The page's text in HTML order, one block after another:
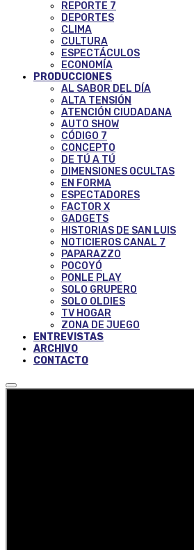
REPORTE 7
DEPORTES
CLIMA
CULTURA
ESPECTÁCULOS
ECONOMÍA
PRODUCCIONES
AL SABOR DEL DÍA
ALTA TENSIÓN
ATENCIÓN CIUDADANA
AUTO SHOW
CÓDIGO 7
CONCEPTO
DE TÚ A TÚ
DIMENSIONES OCULTAS
EN FORMA
ESPECTADORES
FACTOR X
GADGETS
HISTORIAS DE SAN LUIS
NOTICIEROS CANAL 7
PAPARAZZO
POCOYÓ
PONLE PLAY
SOLO GRUPERO
SOLO OLDIES
TV HOGAR
ZONA DE JUEGO
ENTREVISTAS
ARCHIVO
CONTACTO